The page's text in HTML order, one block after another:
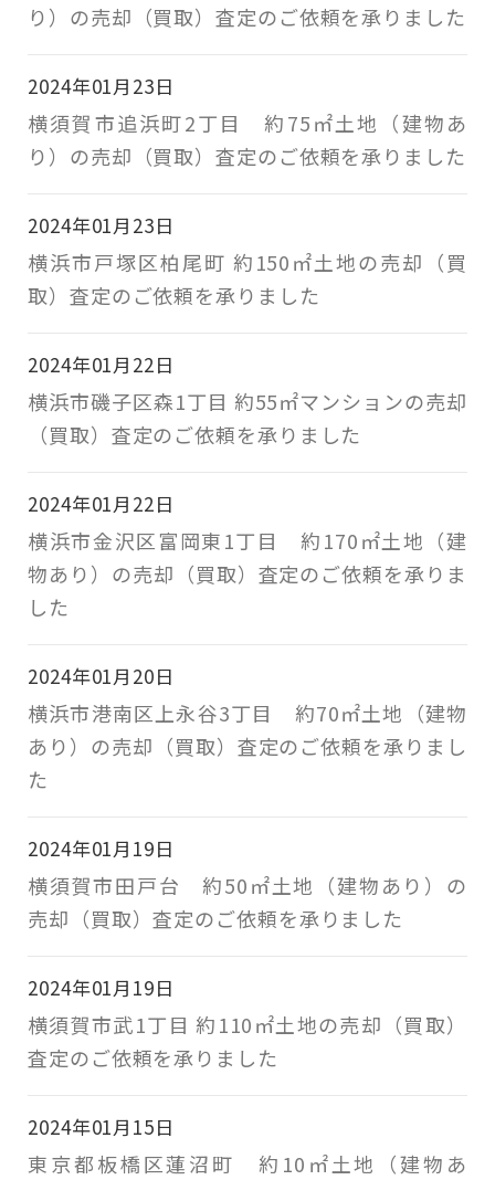
り）の売却（買取）査定のご依頼を承りました
2024年01月23日
横須賀市追浜町2丁目 約75㎡土地（建物あ
り）の売却（買取）査定のご依頼を承りました
2024年01月23日
横浜市戸塚区柏尾町 約150㎡土地の売却（買
取）査定のご依頼を承りました
2024年01月22日
横浜市磯子区森1丁目 約55㎡マンションの売却
（買取）査定のご依頼を承りました
2024年01月22日
横浜市金沢区富岡東1丁目 約170㎡土地（建
物あり）の売却（買取）査定のご依頼を承りま
した
2024年01月20日
横浜市港南区上永谷3丁目 約70㎡土地（建物
あり）の売却（買取）査定のご依頼を承りまし
た
2024年01月19日
横須賀市田戸台 約50㎡土地（建物あり）の
売却（買取）査定のご依頼を承りました
2024年01月19日
横須賀市武1丁目 約110㎡土地の売却（買取）
査定のご依頼を承りました
2024年01月15日
東京都板橋区蓮沼町 約10㎡土地（建物あ